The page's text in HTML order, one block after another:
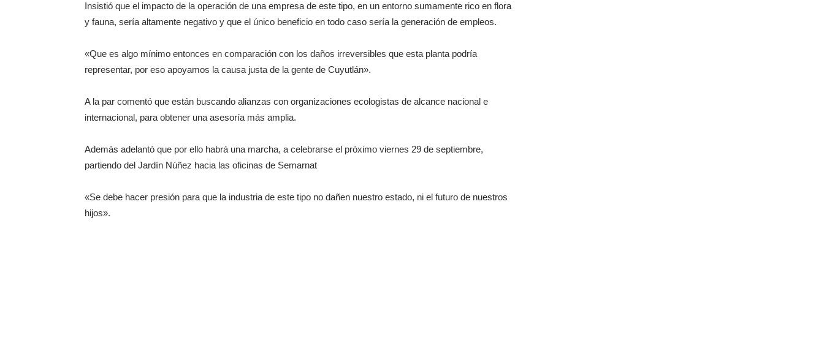
Insistió que el impacto de la operación de una empresa de este tipo, en un entorno sumamente rico en flora
y fauna, sería altamente negativo y que el único beneficio en todo caso sería la generación de empleos.
«Que es algo mínimo entonces en comparación con los daños irreversibles que esta planta podría
representar, por eso apoyamos la causa justa de la gente de Cuyutlán».
A la par comentó que están buscando alianzas con organizaciones ecologistas de alcance nacional e
internacional, para obtener una asesoría más amplia.
Además adelantó que por ello habrá una marcha, a celebrarse el próximo viernes 29 de septiembre,
partiendo del Jardín Núñez hacia las oficinas de Semarnat
«Se debe hacer presión para que la industria de este tipo no dañen nuestro estado, ni el futuro de nuestros
hijos».